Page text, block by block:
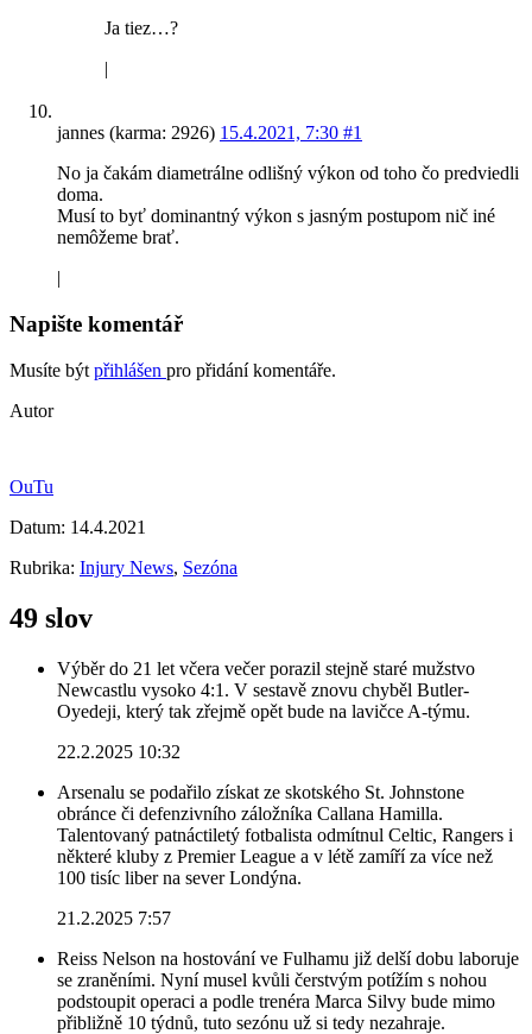
Ja tiez…?
|
jannes (karma: 2926) 15.4.2021, 7:30 #1
No ja čakám diametrálne odlišný výkon od toho čo predviedli
doma.
Musí to byť dominantný výkon s jasným postupom nič iné
nemôžeme brať.
|
Napište komentář
Musíte být přihlášen pro přidání komentáře.
Autor
OuTu
Datum: 14.4.2021
Rubrika: Injury News, Sezóna
49 slov
Výběr do 21 let včera večer porazil stejně staré mužstvo
Newcastlu vysoko 4:1. V sestavě znovu chyběl Butler-
Oyedeji, který tak zřejmě opět bude na lavičce A-týmu.
22.2.2025 10:32
Arsenalu se podařilo získat ze skotského St. Johnstone
obránce či defenzivního záložníka Callana Hamilla.
Talentovaný patnáctiletý fotbalista odmítnul Celtic, Rangers i
některé kluby z Premier League a v létě zamíří za více než
100 tisíc liber na sever Londýna.
21.2.2025 7:57
Reiss Nelson na hostování ve Fulhamu již delší dobu laboruje
se zraněními. Nyní musel kvůli čerstvým potížím s nohou
podstoupit operaci a podle trenéra Marca Silvy bude mimo
přibližně 10 týdnů, tuto sezónu už si tedy nezahraje.